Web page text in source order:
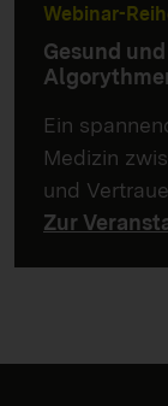
Webinar-
Gesund
Ein
Medizin
und
Zur